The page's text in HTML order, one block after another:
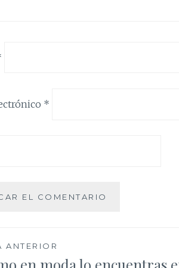
*
ANTERIOR